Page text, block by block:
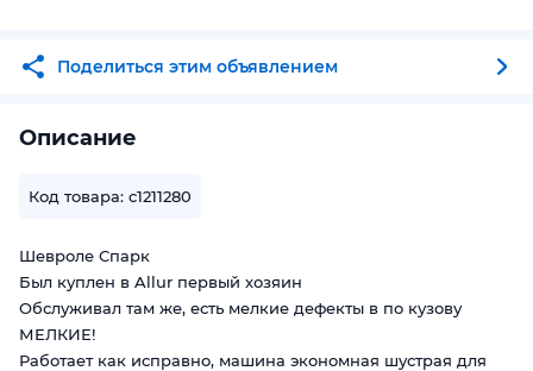
Поделиться этим объявлением
Описание
Код товара: c1211280
Шевроле Спарк
Был куплен в Allur первый хозяин
Обслуживал там же, есть мелкие дефекты в по кузову
МЕЛКИЕ!
Работает как исправно, машина экономная шустрая для